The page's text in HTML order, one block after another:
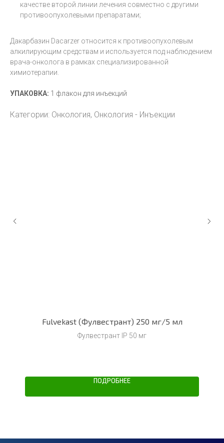
качестве второй линии лечения совместно с другими
противоопухолевыми препаратами;
Дакарбазин Dacarzer относится к противоопухолевым
алкилирующим средствам и используется под наблюдением
врача-онколога в рамках специализированной
химиотерапии.
УПАКОВКА: 1 флакон для инъекций
Категории: Онкология, Онкология - Инъекции
Fulvekast (Фулвестрант) 250 мг/5 мл
Фулвестрант IP 50 мг
ПОДРОБНЕЕ